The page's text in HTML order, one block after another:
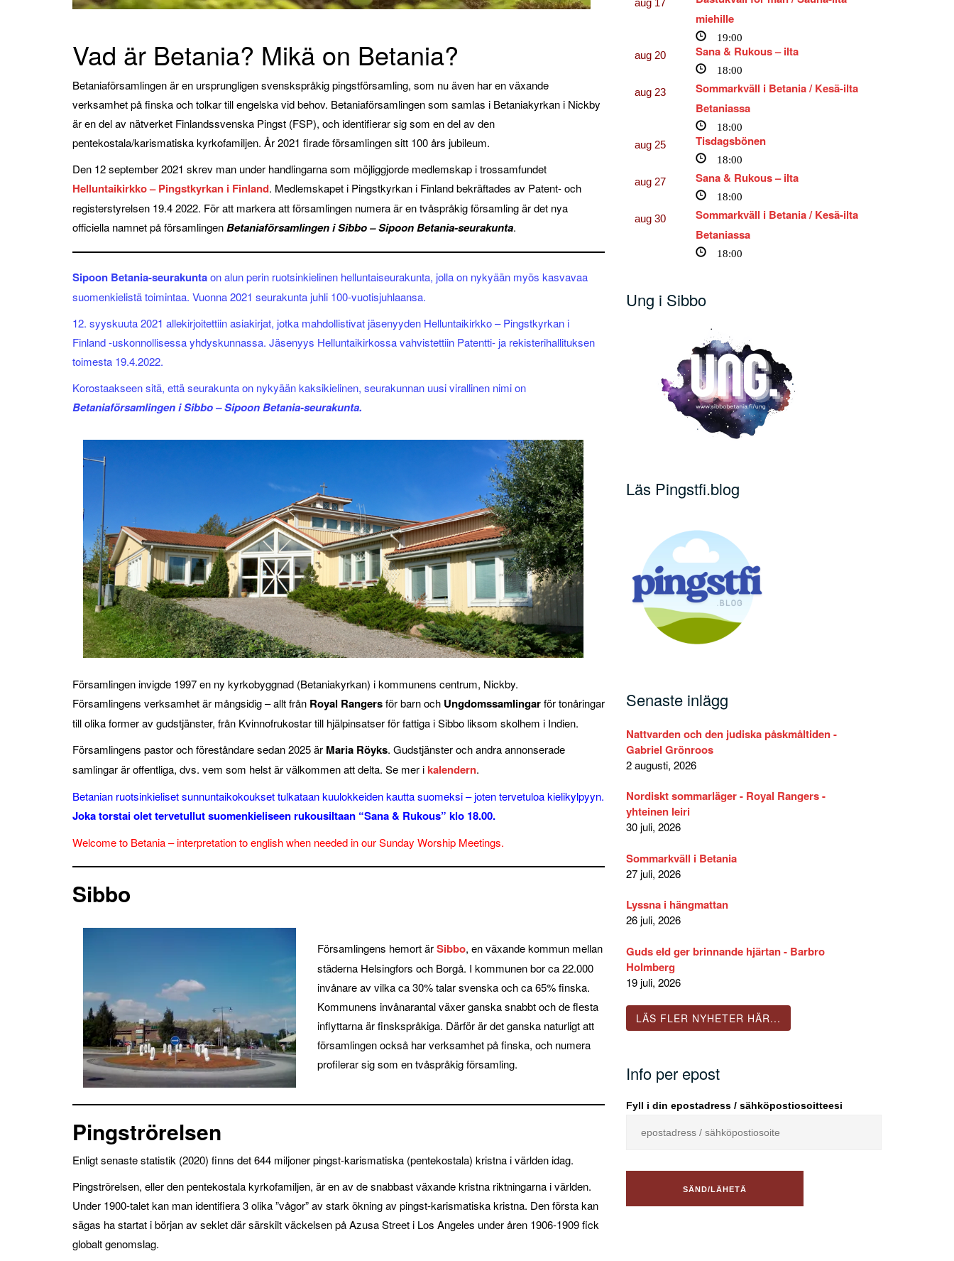
Vad är Betania? Mikä on Betania?
Betaniaförsamlingen är en ursprungligen svenskspråkig pingstförsamling, som nu även har en växande
verksamhet på finska och tolkar till engelska vid behov. Betaniaförsamlingen som samlas i Betaniakyrkan i Nickby
är en del av nätverket Finlandssvenska Pingst (FSP), och identifierar sig som en del av den
pentekostala/karismatiska kyrkofamiljen. År 2021 firade församlingen sitt 100 års jubileum.
Den 12 september 2021 skrev man under handlingarna som möjliggjorde medlemskap i trossamfundet
Helluntaikirkko – Pingstkyrkan i Finland. Medlemskapet i Pingstkyrkan i Finland bekräftades av Patent- och
registerstyrelsen 19.4 2022. För att markera att församlingen numera är en tvåspråkig församling är det nya
officiella namnet på församlingenBetaniaförsamlingen i Sibbo – Sipoon Betania-seurakunta.
Sipoon Betania-seurakuntaon alun perin ruotsinkielinen helluntaiseurakunta, jolla on nykyään myös kasvavaa
suomenkielistä toimintaa. Vuonna 2021 seurakunta juhli 100-vuotisjuhlaansa.
12. syyskuuta 2021 allekirjoitettiin asiakirjat, jotka mahdollistivat jäsenyyden Helluntaikirkko – Pingstkyrkan i
Finland -uskonnollisessa yhdyskunnassa. Jäsenyys Helluntaikirkossa vahvistettiin Patentti- ja rekisterihallituksen
toimesta 19.4.2022.
Korostaakseen sitä, että seurakunta on nykyään kaksikielinen, seurakunnan uusi virallinen nimi on
Betaniaförsamlingen i Sibbo – Sipoon Betania-seurakunta.
Församlingen invigde 1997 en ny kyrkobyggnad (Betaniakyrkan) i kommunens centrum, Nickby.
Församlingens verksamhet är mångsidig – allt från Royal Rangersför barn och Ungdomssamlingarför tonåringar
till olika former av gudstjänster, från Kvinnofrukostar till hjälpinsatser för fattiga i Sibbo liksom skolhem i Indien.
Församlingens pastor och föreståndare sedan 2025 är Maria Röyks. Gudstjänster och andra annonserade
samlingar är offentliga, dvs. vem som helst är välkommen att delta. Se mer ikalendern.
Betanian ruotsinkieliset sunnuntaikokoukset tulkataan kuulokkeiden kautta suomeksi – joten tervetuloa kielikylpyyn.
Joka torstai olet tervetullut suomenkieliseen rukousiltaan “Sana & Rukous” klo 18.00.
Welcome to Betania – interpretation to english when needed in our Sunday Worship Meetings.
Sibbo
Församlingens hemort ärSibbo, en växande kommun mellan
städerna Helsingfors och Borgå. I kommunen bor ca 22.000
invånare av vilka ca 30% talar svenska och ca 65% finska.
Kommunens invånarantal växer ganska snabbt och de flesta
inflyttarna är finskspråkiga. Därför är det ganska naturligt att
församlingen också har verksamhet på finska, och numera
profilerar sig som en tvåspråkig församling.
Pingströrelsen
Enligt senaste statistik (2020) finns det 644 miljoner pingst-karismatiska (pentekostala) kristna i världen idag.
Pingströrelsen, eller den pentekostala kyrkofamiljen, är en av de snabbast växande kristna riktningarna i världen.
Under 1900-talet kan man identifiera 3 olika ”vågor” av stark ökning av pingst-karismatiska kristna. Den första kan
sägas ha startat i början av seklet där särskilt väckelsen på Azusa Street i Los Angeles under åren 1906-1909 fick
globalt genomslag.
aug 17
miehille
19:00
aug 20 Sana & Rukous – ilta
18:00
aug 23
Sommarkväll i Betania / Kesä-ilta
Betaniassa
18:00
aug 25 Tisdagsbönen
18:00
aug 27 Sana & Rukous – ilta
18:00
aug 30
Sommarkväll i Betania / Kesä-ilta
Betaniassa
18:00
Ung i Sibbo
Läs Pingstfi.blog
Senaste inlägg
Nattvarden och den judiska påskmåltiden -
Gabriel Grönroos
2 augusti, 2026
Nordiskt sommarläger - Royal Rangers -
yhteinen leiri
30 juli, 2026
Sommarkväll i Betania
27 juli, 2026
Lyssna i hängmattan
26 juli, 2026
Guds eld ger brinnande hjärtan - Barbro
Holmberg
19 juli, 2026
LÄS FLER NYHETER HÄR...
Info per epost
Fyll i din epostadress / sähköpostiosoitteesi